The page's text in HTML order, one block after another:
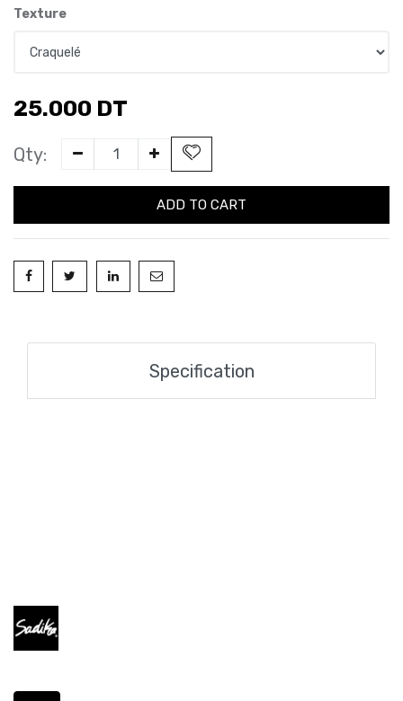
Texture
25.000 DT
Qty:
ADD TO CART
Specification